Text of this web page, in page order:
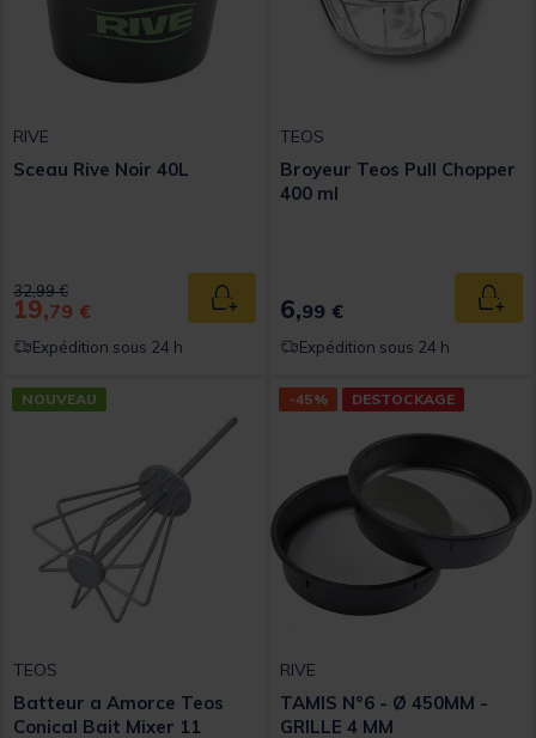
RIVE
Sceau Rive Noir 40L
Price reduced from
32,99 €to
19,79 € Ajouter au panier
Expédition sous 24 h
TEOS
Broyeur Teos Pull Chopper
400 ml
6,99 €
Expédition sous 24 h
NOUVEAU
TEOS
Batteur a Amorce Teos
Conical Bait Mixer 11
-45% DESTOCKAGE
RIVE
TAMIS N°6 - Ø 450MM -
GRILLE 4 MM